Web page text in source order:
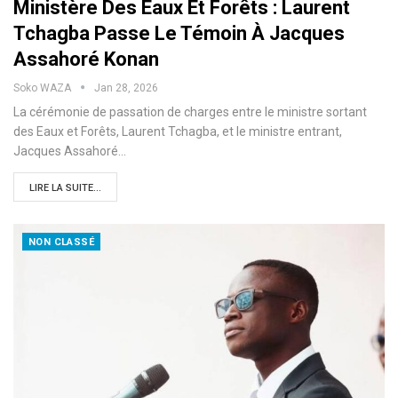
Ministère Des Eaux Et Forêts : Laurent
Tchagba Passe Le Témoin À Jacques
Assahoré Konan
Soko WAZA Jan 28, 2026
La cérémonie de passation de charges entre le ministre sortant
des Eaux et Forêts, Laurent Tchagba, et le ministre entrant,
Jacques Assahoré…
LIRE LA SUITE...
NON CLASSÉ